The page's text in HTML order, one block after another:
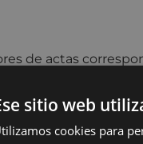
de actas
de Alcaldía.
sitio web
cookies para